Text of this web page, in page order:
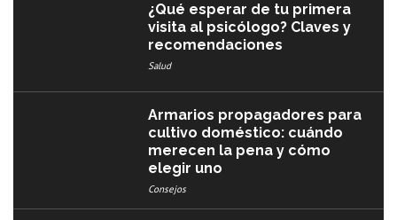
¿Qué esperar de tu primera
visita al psicólogo? Claves y
recomendaciones
Salud
Armarios propagadores para
cultivo doméstico: cuándo
merecen la pena y cómo
elegir uno
Consejos